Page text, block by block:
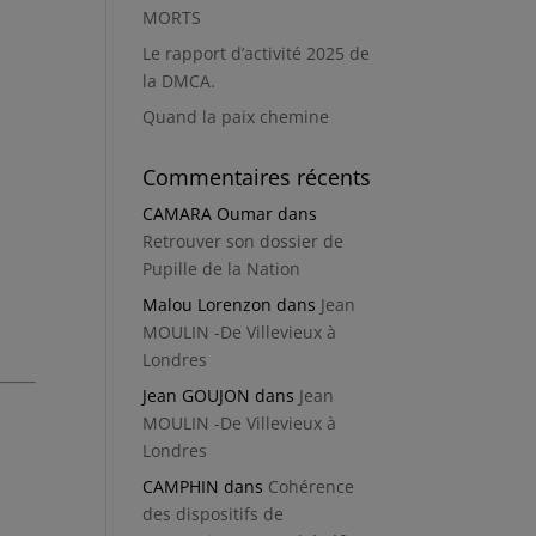
MORTS
Le rapport d’activité 2025 de
la DMCA.
Quand la paix chemine
Commentaires récents
CAMARA Oumar dans
Retrouver son dossier de
Pupille de la Nation
Malou Lorenzon dans Jean
MOULIN -De Villevieux à
Londres
Jean GOUJON dans Jean
MOULIN -De Villevieux à
Londres
CAMPHIN dans Cohérence
des dispositifs de